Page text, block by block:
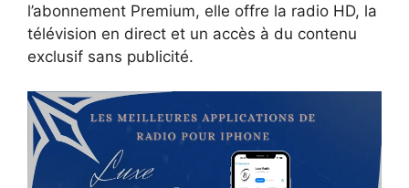
l’abonnement Premium, elle offre la radio HD, la
télévision en direct et un accès à du contenu
exclusif sans publicité.